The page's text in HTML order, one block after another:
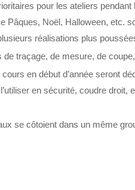
pour les ateliers
Pâques, Noël, Halloween, etc.
réalisations plus
de traçage, de mesure, de
en début d’année seront
en sécurité, coudre
se côtoient dans un même